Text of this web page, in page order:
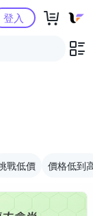
登入
戰低價 價格低到